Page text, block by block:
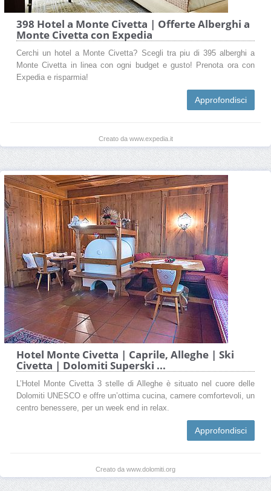
398 Hotel a Monte Civetta | Offerte Alberghi a
Monte Civetta con Expedia
Cerchi un hotel a Monte Civetta? Scegli tra piu di 395 alberghi a
Monte Civetta in linea con ogni budget e gusto! Prenota ora con
Expedia e risparmia!
Approfondisci
Creato da www.expedia.it
Hotel Monte Civetta | Caprile, Alleghe | Ski
Civetta | Dolomiti Superski ...
L’Hotel Monte Civetta 3 stelle di Alleghe è situato nel cuore delle
Dolomiti UNESCO e offre un’ottima cucina, camere comfortevoli, un
centro benessere, per un week end in relax.
Approfondisci
Creato da www.dolomiti.org